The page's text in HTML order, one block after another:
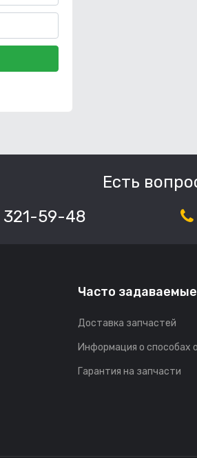
Есть
321-59-48
Часто
Доставка запчастей
Информация о способах
Гарантия на запчасти